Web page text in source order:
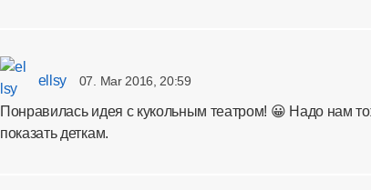
ellsy 07. Mar 2016, 20:59
Понравилась идея с кукольным театром! 😀 Надо нам
показать деткам.